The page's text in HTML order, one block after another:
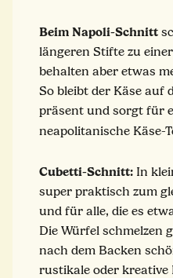
Beim Napoli-Schnitt
längeren Stifte zu
behalten aber etwas
So bleibt der Käse auf
präsent und sorgt für
neapolitanische Käse-
Cubetti-Schnitt: In
super praktisch zum
und für alle, die es
Die Würfel schmelzen
nach dem Backen
rustikale oder kreative